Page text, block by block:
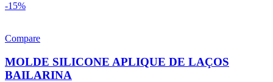
-15%
Compare
MOLDE SILICONE APLIQUE DE LAÇOS
BAILARINA